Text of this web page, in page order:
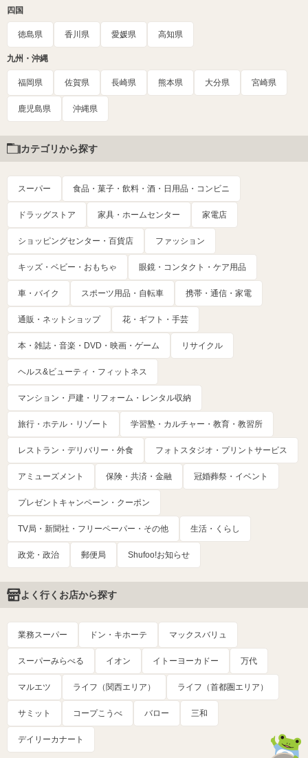
四国
徳島県 香川県 愛媛県 高知県
九州・沖縄
福岡県 佐賀県 長崎県 熊本県 大分県 宮崎県
鹿児島県 沖縄県
カテゴリから探す
スーパー 食品・菓子・飲料・酒・日用品・コンビニ
ドラッグストア 家具・ホームセンター 家電店
ショッピングセンター・百貨店 ファッション
キッズ・ベビー・おもちゃ 眼鏡・コンタクト・ケア用品
車・バイク スポーツ用品・自転車 携帯・通信・家電
通販・ネットショップ 花・ギフト・手芸
本・雑誌・音楽・DVD・映画・ゲーム リサイクル
ヘルス&ビューティ・フィットネス
マンション・戸建・リフォーム・レンタル収納
旅行・ホテル・リゾート 学習塾・カルチャー・教育・教習所
レストラン・デリバリー・外食 フォトスタジオ・プリントサービス
アミューズメント 保険・共済・金融 冠婚葬祭・イベント
プレゼントキャンペーン・クーポン
TV局・新聞社・フリーペーパー・その他 生活・くらし
政党・政治 郵便局 Shufoo!お知らせ
よく行くお店から探す
業務スーパー ドン・キホーテ マックスバリュ
スーパーみらべる イオン イトーヨーカドー 万代
マルエツ ライフ（関西エリア） ライフ（首都圏エリア）
サミット コープこうべ バロー 三和
デイリーカナート